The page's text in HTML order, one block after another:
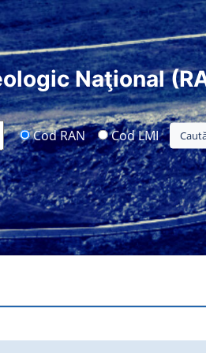
Naţional
Cod RAN Cod LMI